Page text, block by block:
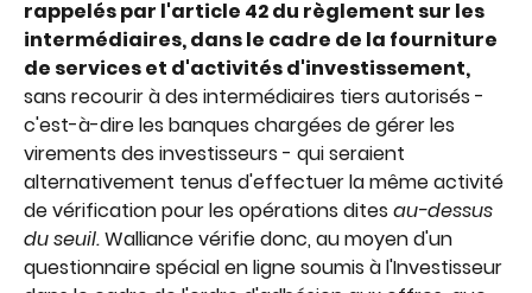
rappelés par l'article 42 du règlement sur les
intermédiaires, dans le cadre de la fourniture
de services et d'activités d'investissement,
sans recourir à des intermédiaires tiers autorisés -
c'est-à-dire les banques chargées de gérer les
virements des investisseurs - qui seraient
alternativement tenus d'effectuer la même activité
de vérification pour les opérations dites au-dessus
du seuil. Walliance vérifie donc, au moyen d'un
questionnaire spécial en ligne soumis à l'Investisseur